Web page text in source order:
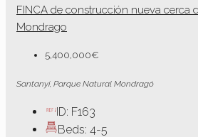
FINCA de construcción nueva cerca
Mondrago
5,400,000€
Santanyi, Parque Natural Mondragó
ID: F163
Beds: 4-5